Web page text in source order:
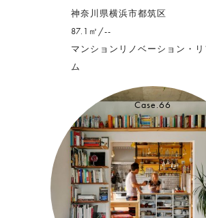
神奈川県横浜市都筑区
87.1㎡/--
マンションリノベーション・リ
ム
Case.66